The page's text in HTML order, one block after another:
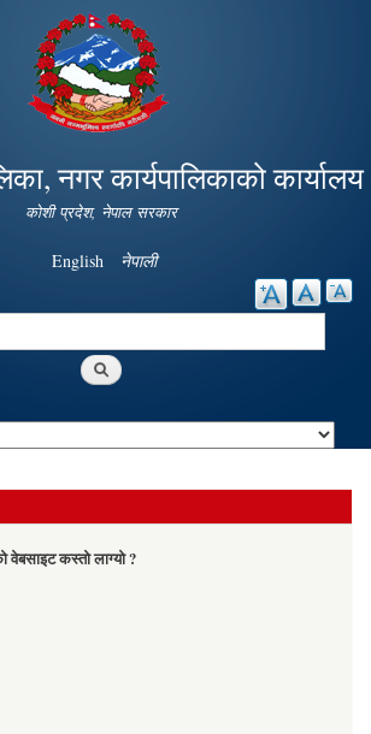
Skip to
main
content
नगर कार्यपालिकाको कार्यालय
कोशी प्रदेश, नेपाल सरकार
English नेपाली
वेबसाइट कस्तो लाग्यो ?